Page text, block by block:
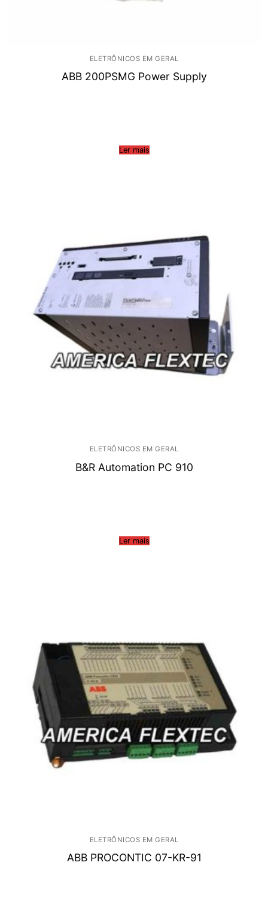
ELETRÔNICOS EM GERAL
ABB 200PSMG Power Supply
Ler mais
ELETRÔNICOS EM GERAL
B&R Automation PC 910
Ler mais
ELETRÔNICOS EM GERAL
ABB PROCONTIC 07-KR-91